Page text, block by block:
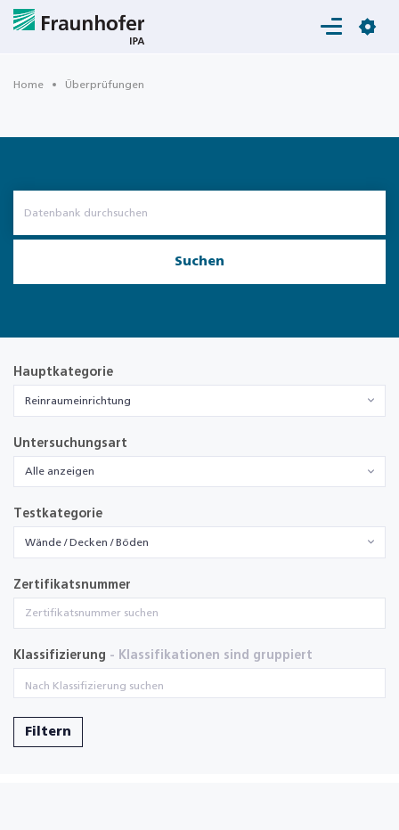
Login
Home Überprüfungen
Suchen
Hauptkategorie
Reinraumeinrichtung
Untersuchungsart
Alle anzeigen
Testkategorie
Wände / Decken / Böden
Zertifikatsnummer
Klassifizierung - Klassifikationen sind gruppiert
Filtern